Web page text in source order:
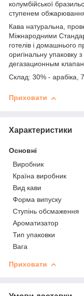
колумбійської
ступенем
Кава натуральна,
Міжнародними
готелів і домашнього
оригінальну упаковку
дегазационным
Склад: 30% - арабіка,
Приховати
Характеристики
Основні
Виробник
Країна виробник
Вид кави
Форма випуску
Ступінь обсмаження
Ароматизатор
Тип упаковки
Вага
Приховати